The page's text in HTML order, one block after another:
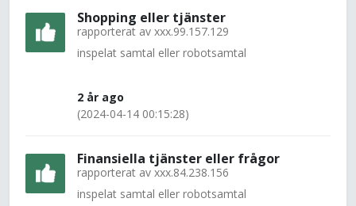
Shopping eller tjänster
rapporterat av xxx.99.157.129
inspelat samtal eller robotsamtal
2 år ago
(2024-04-14 00:15:28)
Finansiella tjänster eller frågor
rapporterat av xxx.84.238.156
inspelat samtal eller robotsamtal